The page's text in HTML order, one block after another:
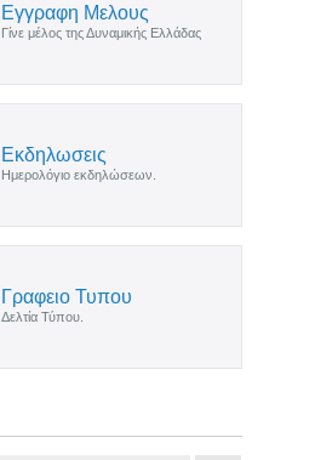
Εγγραφη Μελους
Γίνε μέλος της Δυναμικής Ελλάδας
Εκδηλωσεις
Ημερολόγιο εκδηλώσεων.
Γραφειο Τυπου
Δελτία Τύπου.